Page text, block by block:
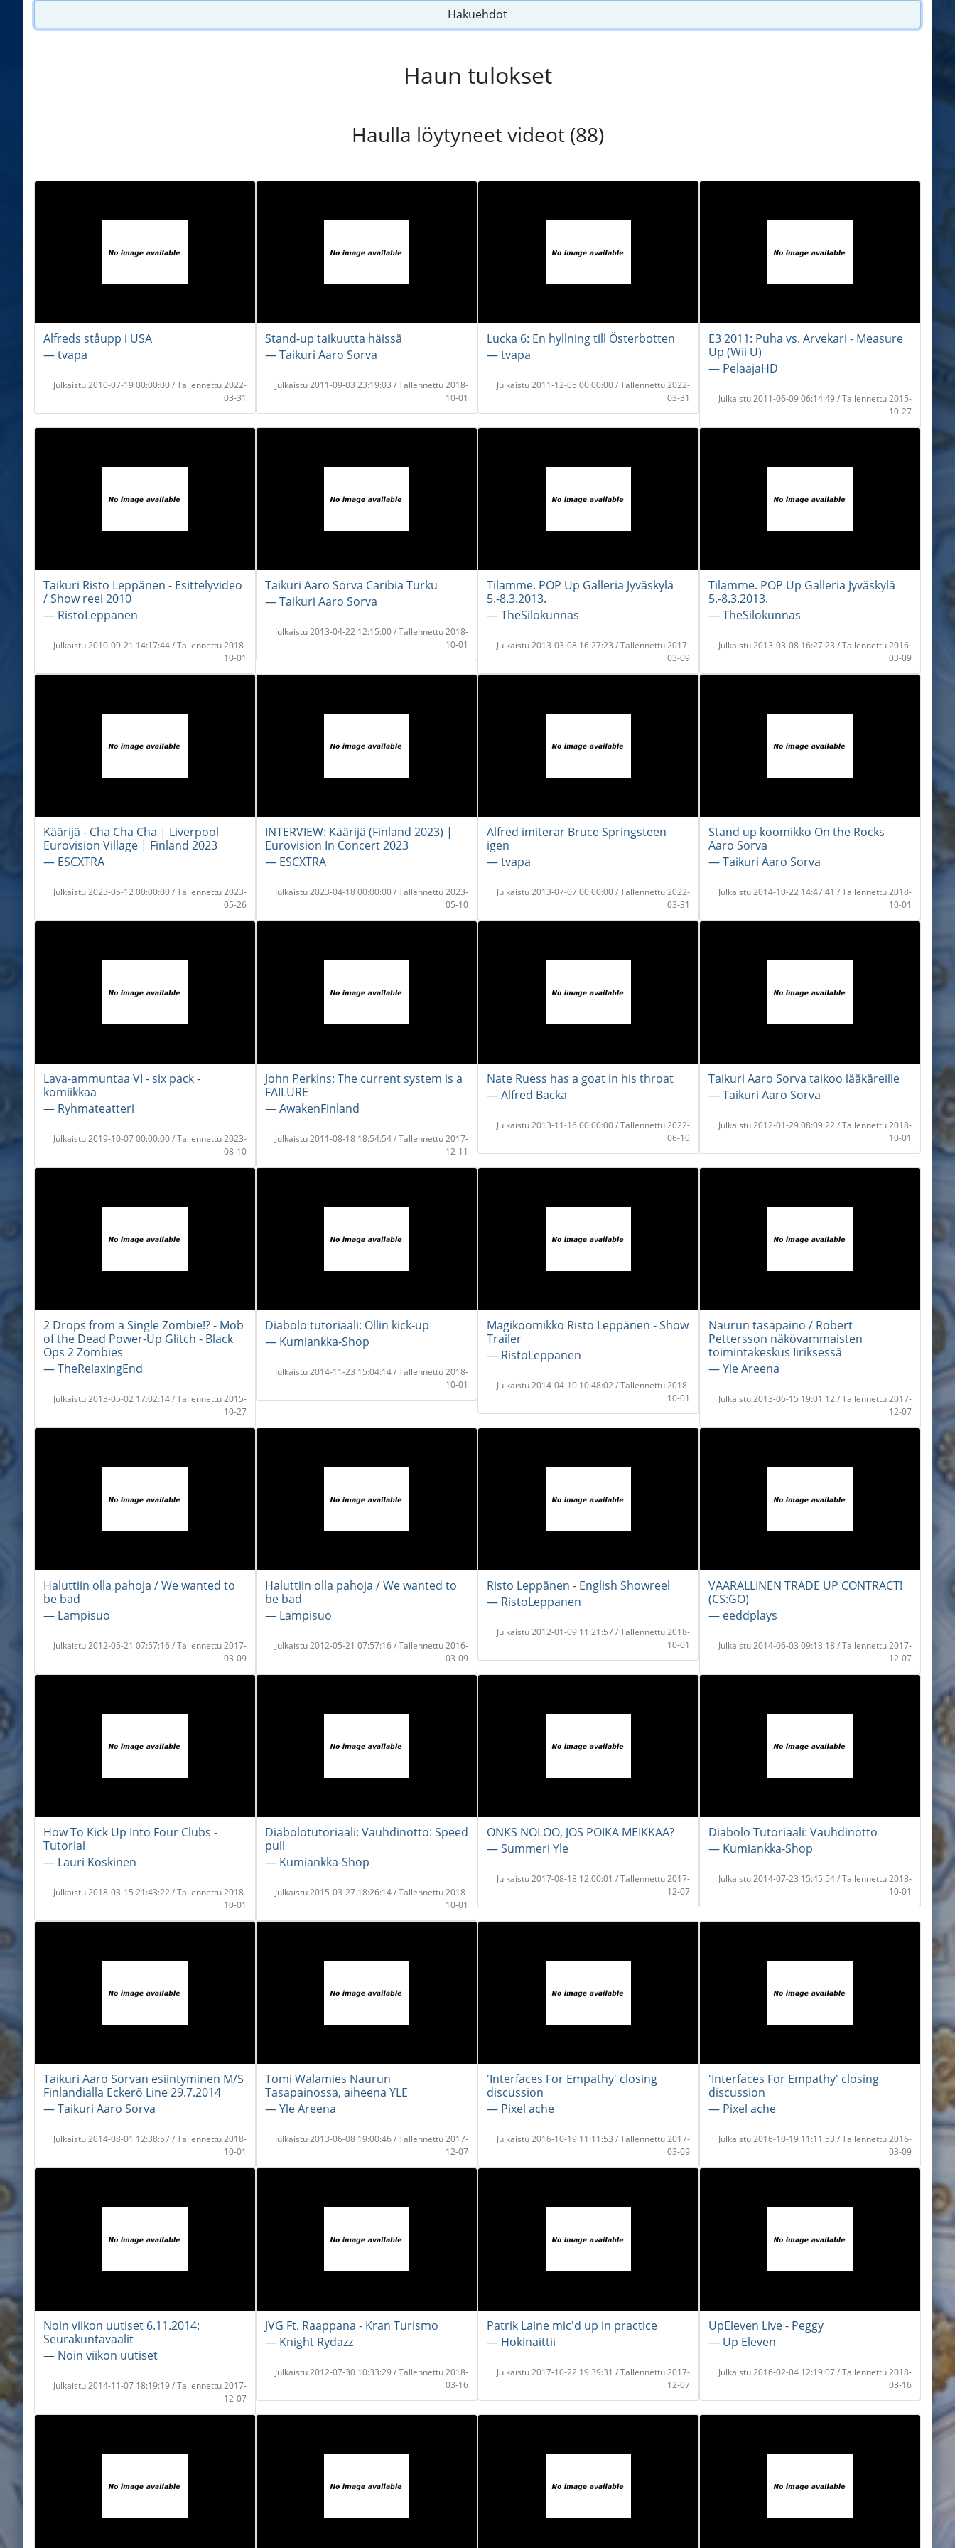
Hakuehdot
Haun tulokset
Haulla löytyneet videot (88)
Alfreds ståupp i USA
― tvapa
Julkaistu 2010-07-19 00:00:00 / Tallennettu 2022-
03-31
Stand-up taikuutta häissä
― Taikuri Aaro Sorva
Julkaistu 2011-09-03 23:19:03 / Tallennettu 2018-
10-01
Lucka 6: En hyllning till Österbotten
― tvapa
Julkaistu 2011-12-05 00:00:00 / Tallennettu 2022-
03-31
E3 2011: Puha vs. Arvekari - Measure
Up (Wii U)
― PelaajaHD
Julkaistu 2011-06-09 06:14:49 / Tallennettu 2015-
10-27
Taikuri Risto Leppänen - Esittelyvideo
/ Show reel 2010
― RistoLeppanen
Julkaistu 2010-09-21 14:17:44 / Tallennettu 2018-
10-01
Taikuri Aaro Sorva Caribia Turku
― Taikuri Aaro Sorva
Julkaistu 2013-04-22 12:15:00 / Tallennettu 2018-
10-01
Tilamme. POP Up Galleria Jyväskylä
5.-8.3.2013.
― TheSilokunnas
Julkaistu 2013-03-08 16:27:23 / Tallennettu 2017-
03-09
Tilamme. POP Up Galleria Jyväskylä
5.-8.3.2013.
― TheSilokunnas
Julkaistu 2013-03-08 16:27:23 / Tallennettu 2016-
03-09
Käärijä - Cha Cha Cha | Liverpool
Eurovision Village | Finland 2023
― ESCXTRA
Julkaistu 2023-05-12 00:00:00 / Tallennettu 2023-
05-26
INTERVIEW: Käärijä (Finland 2023) |
Eurovision In Concert 2023
― ESCXTRA
Julkaistu 2023-04-18 00:00:00 / Tallennettu 2023-
05-10
Alfred imiterar Bruce Springsteen
igen
― tvapa
Julkaistu 2013-07-07 00:00:00 / Tallennettu 2022-
03-31
Stand up koomikko On the Rocks
Aaro Sorva
― Taikuri Aaro Sorva
Julkaistu 2014-10-22 14:47:41 / Tallennettu 2018-
10-01
Lava-ammuntaa VI - six pack -
komiikkaa
― Ryhmateatteri
Julkaistu 2019-10-07 00:00:00 / Tallennettu 2023-
08-10
John Perkins: The current system is a
FAILURE
― AwakenFinland
Julkaistu 2011-08-18 18:54:54 / Tallennettu 2017-
12-11
Nate Ruess has a goat in his throat
― Alfred Backa
Julkaistu 2013-11-16 00:00:00 / Tallennettu 2022-
06-10
Taikuri Aaro Sorva taikoo lääkäreille
― Taikuri Aaro Sorva
Julkaistu 2012-01-29 08:09:22 / Tallennettu 2018-
10-01
2 Drops from a Single Zombie!? - Mob
of the Dead Power-Up Glitch - Black
Ops 2 Zombies
― TheRelaxingEnd
Julkaistu 2013-05-02 17:02:14 / Tallennettu 2015-
10-27
Diabolo tutoriaali: Ollin kick-up
― Kumiankka-Shop
Julkaistu 2014-11-23 15:04:14 / Tallennettu 2018-
10-01
Magikoomikko Risto Leppänen - Show
Trailer
― RistoLeppanen
Julkaistu 2014-04-10 10:48:02 / Tallennettu 2018-
10-01
Naurun tasapaino / Robert
Pettersson näkövammaisten
toimintakeskus Iiriksessä
― Yle Areena
Julkaistu 2013-06-15 19:01:12 / Tallennettu 2017-
12-07
Haluttiin olla pahoja / We wanted to
be bad
― Lampisuo
Julkaistu 2012-05-21 07:57:16 / Tallennettu 2017-
03-09
Haluttiin olla pahoja / We wanted to
be bad
― Lampisuo
Julkaistu 2012-05-21 07:57:16 / Tallennettu 2016-
03-09
Risto Leppänen - English Showreel
― RistoLeppanen
Julkaistu 2012-01-09 11:21:57 / Tallennettu 2018-
10-01
VAARALLINEN TRADE UP CONTRACT!
(CS:GO)
― eeddplays
Julkaistu 2014-06-03 09:13:18 / Tallennettu 2017-
12-07
How To Kick Up Into Four Clubs -
Tutorial
― Lauri Koskinen
Julkaistu 2018-03-15 21:43:22 / Tallennettu 2018-
10-01
Diabolotutoriaali: Vauhdinotto: Speed
pull
― Kumiankka-Shop
Julkaistu 2015-03-27 18:26:14 / Tallennettu 2018-
10-01
ONKS NOLOO, JOS POIKA MEIKKAA?
― Summeri Yle
Julkaistu 2017-08-18 12:00:01 / Tallennettu 2017-
12-07
Diabolo Tutoriaali: Vauhdinotto
― Kumiankka-Shop
Julkaistu 2014-07-23 15:45:54 / Tallennettu 2018-
10-01
Taikuri Aaro Sorvan esiintyminen M/S
Finlandialla Eckerö Line 29.7.2014
― Taikuri Aaro Sorva
Julkaistu 2014-08-01 12:38:57 / Tallennettu 2018-
10-01
Tomi Walamies Naurun
Tasapainossa, aiheena YLE
― Yle Areena
Julkaistu 2013-06-08 19:00:46 / Tallennettu 2017-
12-07
'Interfaces For Empathy' closing
discussion
― Pixel ache
Julkaistu 2016-10-19 11:11:53 / Tallennettu 2017-
03-09
'Interfaces For Empathy' closing
discussion
― Pixel ache
Julkaistu 2016-10-19 11:11:53 / Tallennettu 2016-
03-09
Noin viikon uutiset 6.11.2014:
Seurakuntavaalit
― Noin viikon uutiset
Julkaistu 2014-11-07 18:19:19 / Tallennettu 2017-
12-07
JVG Ft. Raappana - Kran Turismo
― Knight Rydazz
Julkaistu 2012-07-30 10:33:29 / Tallennettu 2018-
03-16
Patrik Laine mic'd up in practice
― Hokinaittii
Julkaistu 2017-10-22 19:39:31 / Tallennettu 2017-
12-07
UpEleven Live - Peggy
― Up Eleven
Julkaistu 2016-02-04 12:19:07 / Tallennettu 2018-
03-16